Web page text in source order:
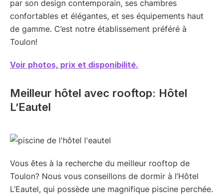
par son design contemporain, ses chambres
confortables et élégantes, et ses équipements haut
de gamme. C’est notre établissement préféré à
Toulon!
Voir photos, prix et disponibilité.
Meilleur hôtel avec rooftop: Hôtel
L’Eautel
Vous êtes à la recherche du meilleur rooftop de
Toulon? Nous vous conseillons de dormir à l’Hôtel
L’Eautel, qui possède une magnifique piscine perchée.